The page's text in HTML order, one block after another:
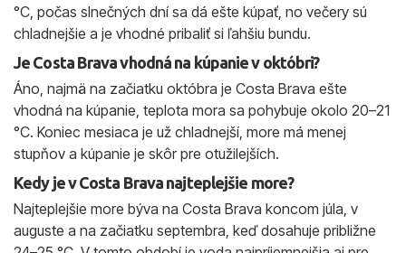
°C, počas slnečných dní sa dá ešte kúpať, no večery sú
chladnejšie a je vhodné pribaliť si ľahšiu bundu.
Je Costa Brava vhodná na kúpanie v októbri?
Áno, najmä na začiatku októbra je Costa Brava ešte
vhodná na kúpanie, teplota mora sa pohybuje okolo 20–21
°C. Koniec mesiaca je už chladnejší, more má menej
stupňov a kúpanie je skôr pre otužilejších.
Kedy je v Costa Brava najteplejšie more?
Najteplejšie more býva na Costa Brava koncom júla, v
auguste a na začiatku septembra, keď dosahuje približne